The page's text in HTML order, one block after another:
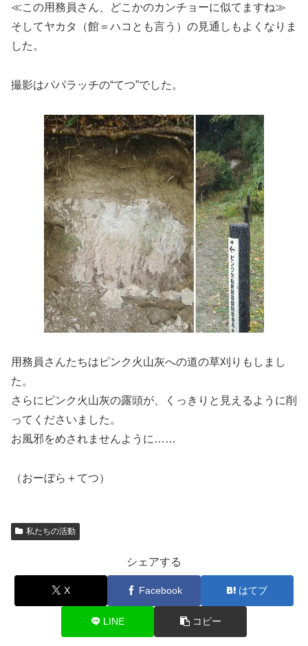
≪この用務員さん、どこかのカンチョーに似てますね≫
そしてヤカタ（館＝ハコとも言う）の見通しもよくなりま
した。
撮影はパパラッチの“てつ”でした。
用務員さんたちはピンク火山灰への道の草刈りもしまし
た。
さらにピンク火山灰の露頭が、くっきりと見えるように削
ってくださいました。
お風邪をめされませんように……
（おーぼら＋てつ）
私たちの活動
シェアする
X Facebook はてブ
LINE コピー